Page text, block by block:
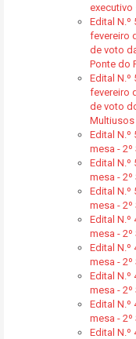
executivo
Edital N.º
fevereiro
de voto
Ponte do
Edital N.º
fevereiro
de voto
Multiusos
Edital
mesa -
Edital
mesa -
Edital
mesa -
Edital
mesa -
Edital
mesa - 2º
Edital
mesa -
Edital
mesa -
Edital